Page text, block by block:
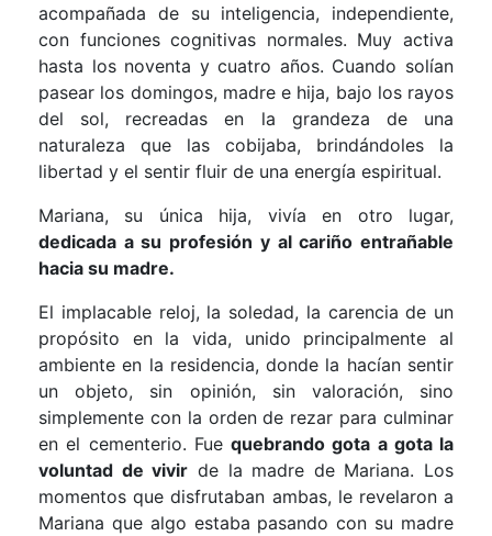
acompañada de su inteligencia, independiente,
con funciones cognitivas normales. Muy activa
hasta los noventa y cuatro años. Cuando solían
pasear los domingos, madre e hija, bajo los rayos
del sol, recreadas en la grandeza de una
naturaleza que las cobijaba, brindándoles la
libertad y el sentir fluir de una energía espiritual.
Mariana, su única hija, vivía en otro lugar,
dedicada a su profesión y al cariño entrañable
hacia su madre.
El implacable reloj, la soledad, la carencia de un
propósito en la vida, unido principalmente al
ambiente en la residencia, donde la hacían sentir
un objeto, sin opinión, sin valoración, sino
simplemente con la orden de rezar para culminar
en el cementerio. Fue quebrando gota a gota la
voluntad de vivir de la madre de Mariana. Los
momentos que disfrutaban ambas, le revelaron a
Mariana que algo estaba pasando con su madre